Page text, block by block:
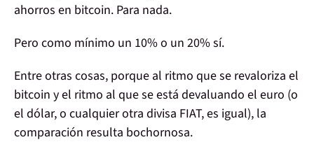
ahorros en bitcoin. Para nada.
Pero como mínimo un 10% o un 20%sí.
Entre otras cosas, porque al ritmo quese revaloriza el
bitcoin y el ritmo al quese está devaluando el euro (o
el dólar, o cualquier otra divisa FIAT, es igual), la
comparación resulta bochornosa.